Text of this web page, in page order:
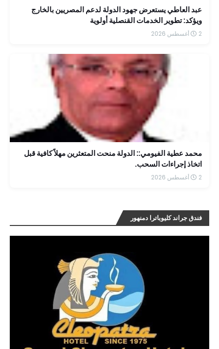
عبد العاطي يستعرض جهود الدولة لدعم المصريين بالخارج
ويؤكد: تطوير الخدمات القنصلية أولوية
2 أغسطس 2026
محمد عطية الفيومي:: الدولة منحت المتعثرين مهلاً كافية قبل
اتخاذ إجراءات السحب.
2 أغسطس 2026
فندق جراند كليوباترا دمنهور